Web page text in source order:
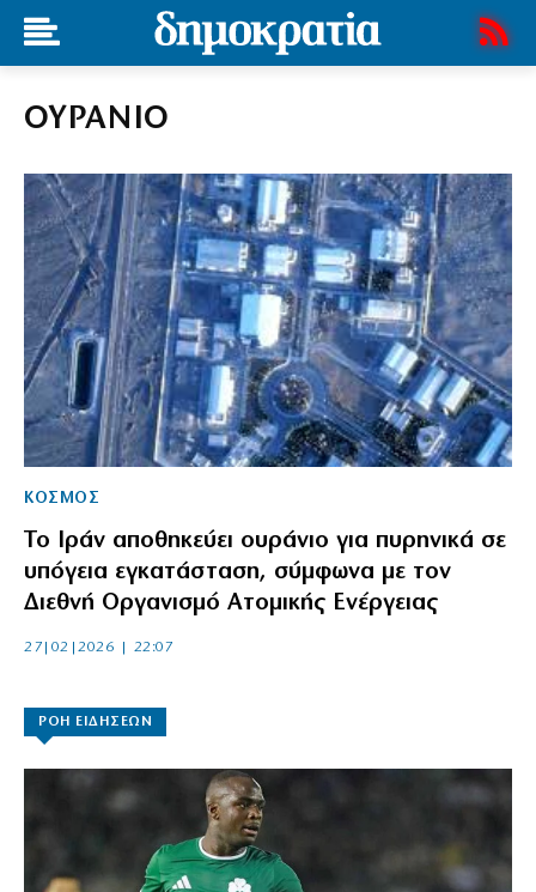
ΟΥΡΑΝΙΟ
ΚΟΣΜΟΣ
Το Ιράν αποθηκεύει ουράνιο για πυρηνικά σε
υπόγεια εγκατάσταση, σύμφωνα με τον
Διεθνή Οργανισμό Ατομικής Ενέργειας
27|02|2026 | 22:07
ΡΟΗ ΕΙΔΗΣΕΩΝ